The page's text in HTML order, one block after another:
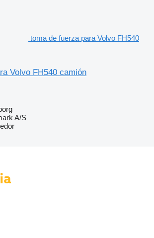
toma de fuerza para Volvo FH540
Volvo FH540 camión
A/S